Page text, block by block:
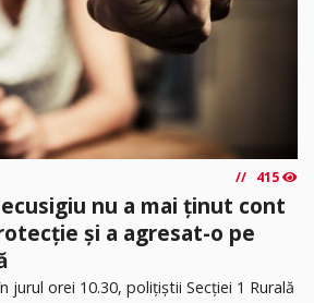
415
nu a mai ținut cont
și a agresat-o pe
jurul orei 10.30, polițiștii Secției 1 Rurală